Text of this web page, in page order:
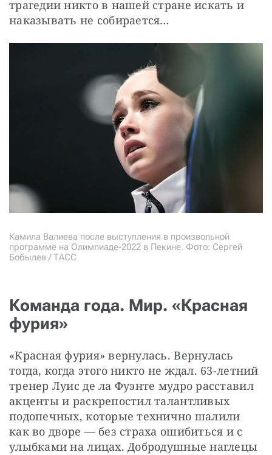
трагедии никто в нашей стране искать и
наказывать не собирается…
Камила Валиева после выступления в произвольной
программе на Олимпиаде-2022 в Пекине. Фото: Сергей
Бобылев / ТАСС
Команда года. Мир. «Красная
фурия»
«Красная фурия» вернулась. Вернулась
тогда, когда этого никто не ждал. 63-летний
тренер Луис де ла Фуэнте мудро расставил
акценты и раскрепостил талантливых
подопечных, которые технично шалили
как во дворе — без страха ошибиться и с
улыбками на лицах. Добродушные наглецы